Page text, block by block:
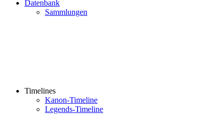
Datenbank
Sammlungen
Timelines
Kanon-Timeline
Legends-Timeline